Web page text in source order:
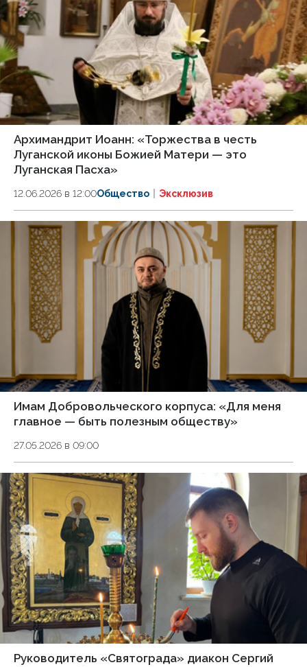
Архимандрит Иоанн: «Торжества в честь
Луганской иконы Божией Матери — это
Луганская Пасха»
12.06.2026 в 12:00Общество Эксклюзив
Имам Добровольческого корпуса: «Для меня
главное — быть полезным обществу»
27.05.2026 в 09:00
Руководитель «Святограда» диакон Сергий